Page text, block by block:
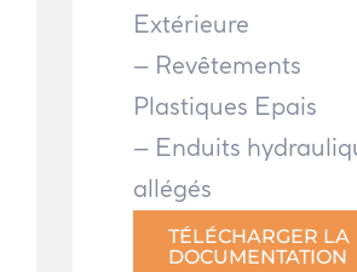
Extérieure
– Revêtements
Plastiques Epais
– Enduits
allégés
TÉLÉCHARGER LA
DOCUMENTATION